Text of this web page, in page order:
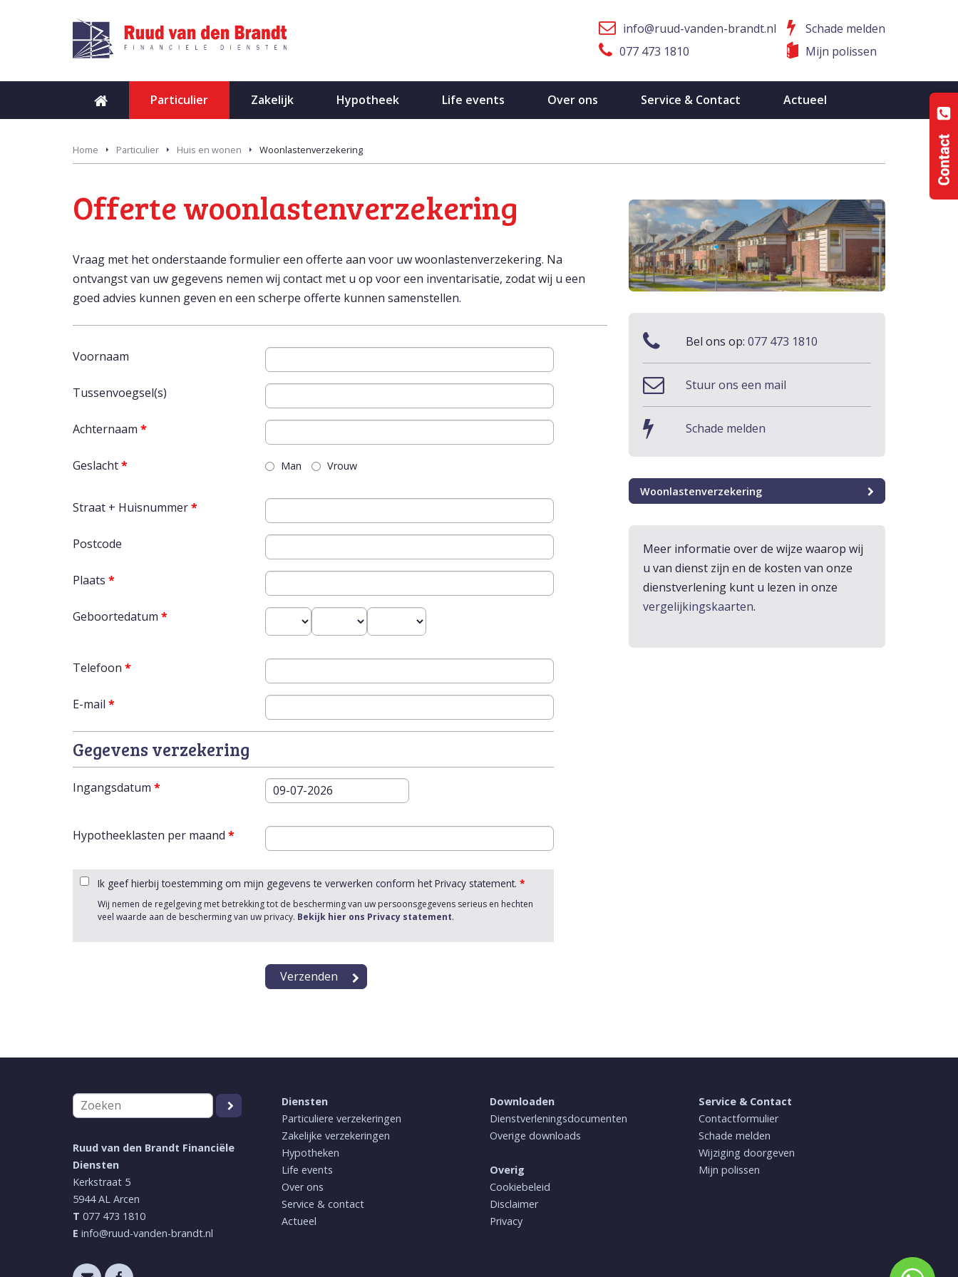
info@ruud-vanden-brandt.nl
077 473 1810
Schade melden
Mijn polissen
Particulier Zakelijk Hypotheek Life events Over ons Service & Contact Actueel
Home Particulier Huis en wonen Woonlastenverzekering
Offerte woonlastenverzekering
Vraag met het onderstaande formulier een offerte aan voor uw woonlastenverzekering. Na
ontvangst van uw gegevens nemen wij contact met u op voor een inventarisatie, zodat wij u een
goed advies kunnen geven en een scherpe offerte kunnen samenstellen.
Voornaam
Tussenvoegsel(s)
Achternaam *
Geslacht* Man Vrouw
Straat + Huisnummer*
Postcode
Plaats *
Geboortedatum * Dag Maand Jaar
Telefoon *
E-mail *
Gegevens verzekering
Ingangsdatum * Datum
Hypotheeklasten per maand *
Ik geef hierbij toestemming om mijn gegevens te verwerken conform het Privacy statement. *
Wij nemen de regelgeving met betrekking tot de bescherming van uw persoonsgegevens serieus en hechten
veel waarde aan de bescherming van uw privacy. Bekijk hier ons Privacy statement.
Bel ons op: 077 473 1810
Stuur ons een mail
Schade melden
Woonlastenverzekering
Meer informatie over de wijze waarop wij
u van dienst zijn en de kosten van onze
dienstverlening kunt u lezen in onze
vergelijkingskaarten.
Ruud van den Brandt Financiële
Diensten
Kerkstraat 5
5944 AL Arcen
T 077 473 1810
E info@ruud-vanden-brandt.nl
Diensten
Particuliere verzekeringen
Zakelijke verzekeringen
Hypotheken
Life events
Over ons
Service & contact
Actueel
Downloaden
Dienstverleningsdocumenten
Overige downloads
Overig
Cookiebeleid
Disclaimer
Privacy
Service & Contact
Contactformulier
Schade melden
Wijziging doorgeven
Mijn polissen